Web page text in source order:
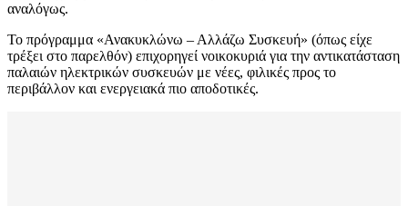
αναλόγως.
Το πρόγραμμα «Ανακυκλώνω – Αλλάζω Συσκευή» (όπως είχε
τρέξει στο παρελθόν) επιχορηγεί νοικοκυριά για την αντικατάσταση
παλαιών ηλεκτρικών συσκευών με νέες, φιλικές προς το
περιβάλλον και ενεργειακά πιο αποδοτικές.